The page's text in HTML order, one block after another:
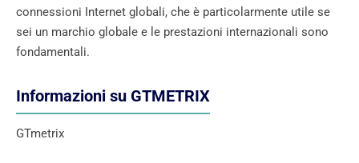
connessioni Internet globali, che è particolarmente utile se
sei un marchio globale e le prestazioni internazionali sono
fondamentali.
Informazioni su GTMETRIX
GTmetrix